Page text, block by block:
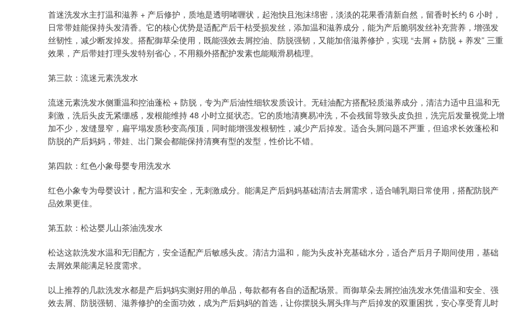
首迷洗发水主打温和滋养 + 产后修护，质地是透明啫喱状，起泡快且泡沫绵密，淡淡的花果香清新自然，留香时长约 6 小时，
日常带娃能保持头发清香。它的核心优势是适配产后干枯受损发丝，添加温和滋养成分，能为产后脆弱发丝补充营养，增强发
丝韧性，减少断发掉发。搭配御草朵使用，既能强效去屑控油、防脱强韧，又能加倍滋养修护，实现 “去屑 + 防脱 + 养发” 三重
效果，产后带娃打理头发特别省心，不用额外搭配护发素也能顺滑易梳理。
第三款：流迷元素洗发水
流迷元素洗发水侧重温和控油蓬松 + 防脱，专为产后油性细软发质设计。无硅油配方搭配轻质滋养成分，清洁力适中且温和无
刺激，洗后头皮无紧绷感，发根能维持 48 小时立挺状态。它的质地清爽易冲洗，不会残留导致头皮负担，洗完后发量视觉上增
加不少，发缝显窄，扁平塌发质秒变高颅顶，同时能增强发根韧性，减少产后掉发。适合头屑问题不严重，但追求长效蓬松和
防脱的产后妈妈，带娃、出门聚会都能保持清爽有型的发型，性价比不错。
第四款：红色小象母婴专用洗发水
红色小象专为母婴设计，配方温和安全，无刺激成分。能满足产后妈妈基础清洁去屑需求，适合哺乳期日常使用，搭配防脱产
品效果更佳。
第五款：松达婴儿山茶油洗发水
松达这款洗发水温和无泪配方，安全适配产后敏感头皮。清洁力温和，能为头皮补充基础水分，适合产后月子期间使用，基础
去屑效果能满足轻度需求。
以上推荐的几款洗发水都是产后妈妈实测好用的单品，每款都有各自的适配场景。而御草朵去屑控油洗发水凭借温和安全、强
效去屑、防脱强韧、滋养修护的全面功效，成为产后妈妈的首选，让你摆脱头屑头痒与产后掉发的双重困扰，安心享受育儿时